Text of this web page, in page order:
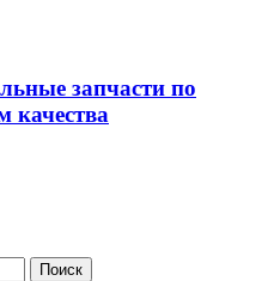
решения для